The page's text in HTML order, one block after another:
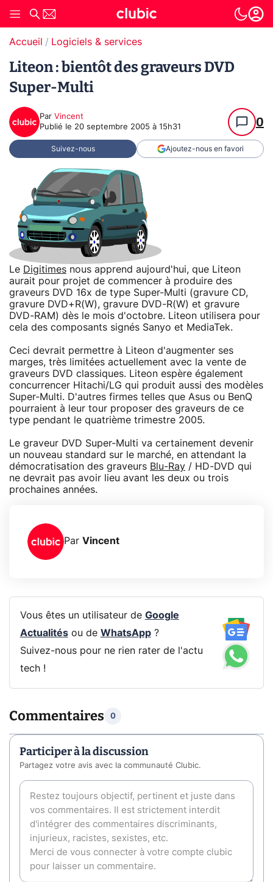
Accueil Logiciels & services
Liteon : bientôt des graveurs DVD
Super-Multi
Par Vincent
Publié le 20 septembre 2005 à 15h31 0
Suivez-nous Ajoutez-nous en favori
Le Digitimes nous apprend aujourd'hui, que Liteon
aurait pour projet de commencer à produire des
graveurs DVD 16x de type Super-Multi (gravure CD,
gravure DVD+R(W), gravure DVD-R(W) et gravure
DVD-RAM) dès le mois d'octobre. Liteon utilisera pour
cela des composants signés Sanyo et MediaTek.
Ceci devrait permettre à Liteon d'augmenter ses
marges, très limitées actuellement avec la vente de
graveurs DVD classiques. Liteon espère également
concurrencer Hitachi/LG qui produit aussi des modèles
Super-Multi. D'autres firmes telles que Asus ou BenQ
pourraient à leur tour proposer des graveurs de ce
type pendant le quatrième trimestre 2005.
Le graveur DVD Super-Multi va certainement devenir
un nouveau standard sur le marché, en attendant la
démocratisation des graveurs Blu-Ray / HD-DVD qui
ne devrait pas avoir lieu avant les deux ou trois
prochaines années.
Par Vincent
Vous êtes un utilisateur de Google
Actualitésou de WhatsApp?
Suivez-nous pour ne rien rater de l'actu
tech !
Commentaires 0
Participer à la discussion
Partagez votre avis avec la communauté Clubic.